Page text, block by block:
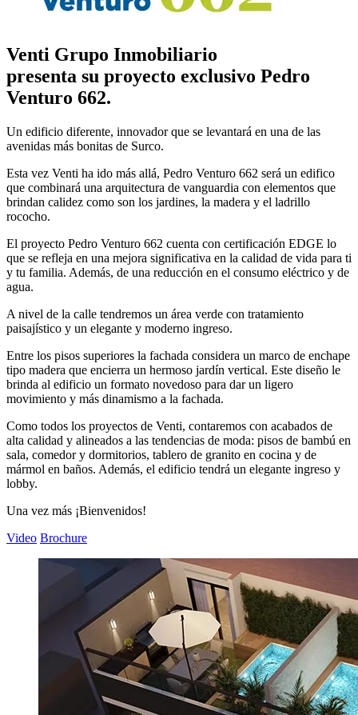
Venti Grupo Inmobiliario
presenta su proyecto exclusivo Pedro
Venturo 662.
Un edificio diferente, innovador que se levantará en una de las
avenidas más bonitas de Surco.
Esta vez Venti ha ido más allá, Pedro Venturo 662 será un edifico
que combinará una arquitectura de vanguardia con elementos que
brindan calidez como son los jardines, la madera y el ladrillo
rococho.
El proyecto Pedro Venturo 662 cuenta con certificación EDGE lo
que se refleja en una mejora significativa en la calidad de vida para ti
y tu familia. Además, de una reducción en el consumo eléctrico y de
agua.
A nivel de la calle tendremos un área verde con tratamiento
paisajístico y un elegante y moderno ingreso.
Entre los pisos superiores la fachada considera un marco de enchape
tipo madera que encierra un hermoso jardín vertical. Este diseño le
brinda al edificio un formato novedoso para dar un ligero
movimiento y más dinamismo a la fachada.
Como todos los proyectos de Venti, contaremos con acabados de
alta calidad y alineados a las tendencias de moda: pisos de bambú en
sala, comedor y dormitorios, tablero de granito en cocina y de
mármol en baños. Además, el edificio tendrá un elegante ingreso y
lobby.
Una vez más ¡Bienvenidos!
Video Brochure